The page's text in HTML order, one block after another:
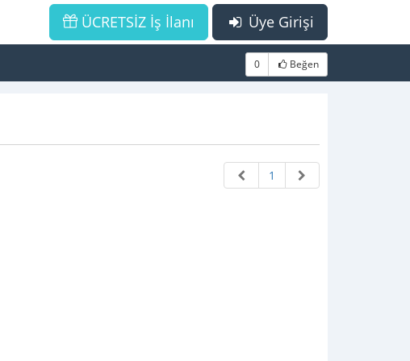
Üye Girişi
ÜCRETSİZ İş İlanı
0 Beğen
1